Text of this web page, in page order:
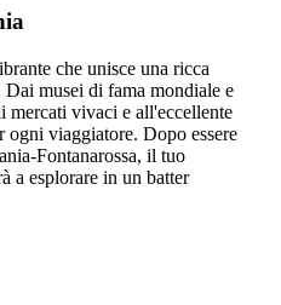
che unisce una ricca
musei di fama mondiale e
mercati vivaci e all'eccellente
ogni viaggiatore. Dopo essere
Fontanarossa, il tuo
a esplorare in un batter